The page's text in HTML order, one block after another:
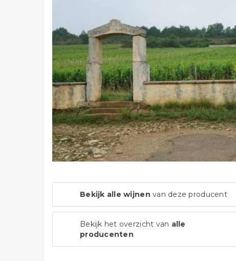
Bekijk alle wijnen van deze producent
Bekijk het overzicht van alle
producenten